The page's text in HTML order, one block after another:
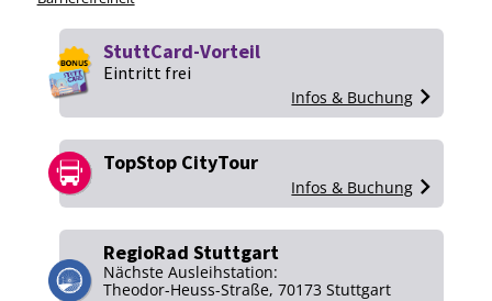
StuttCard-Vorteil
Eintritt frei
Infos & Buchung
TopStop CityTour
Infos & Buchung
RegioRad Stuttgart
Nächste Ausleihstation:
Theodor-Heuss-Straße, 70173 Stuttgart